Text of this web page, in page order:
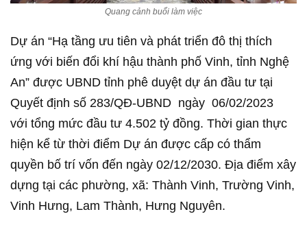
Quang cảnh buổi làm việc
Dự án “Hạ tầng ưu tiên và phát triển đô thị thích
ứng với biến đổi khí hậu thành phố Vinh, tỉnh Nghệ
An” được UBND tỉnh phê duyệt dự án đầu tư tại
Quyết định số 283/QĐ-UBND ngày 06/02/2023
với tổng mức đầu tư 4.502 tỷ đồng. Thời gian thực
hiện kể từ thời điểm Dự án được cấp có thẩm
quyền bố trí vốn đến ngày 02/12/2030. Địa điểm xây
dựng tại các phường, xã: Thành Vinh, Trường Vinh,
Vinh Hưng, Lam Thành, Hưng Nguyên.